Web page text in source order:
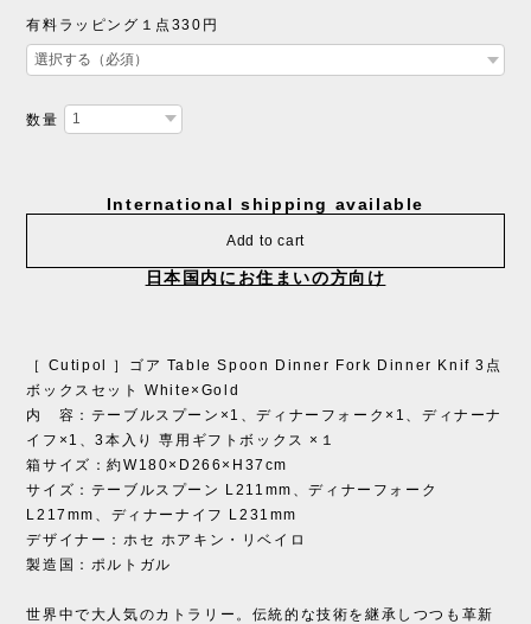
有料ラッピング１点330円
数量
International shipping available
Add to cart
日本国内にお住まいの方向け
［ Cutipol ］ゴア Table Spoon Dinner Fork Dinner Knif 3点
ボックスセット White×Gold
内 容：テーブルスプーン×1、ディナーフォーク×1、ディナーナ
イフ×1、3本入り 専用ギフトボックス ×１
箱サイズ：約W180×D266×H37cm
サイズ：テーブルスプーン L211mm、ディナーフォーク
L217mm、ディナーナイフ L231mm
デザイナー：ホセ ホアキン・リベイロ
製造国：ポルトガル
世界中で大人気のカトラリー。伝統的な技術を継承しつつも革新